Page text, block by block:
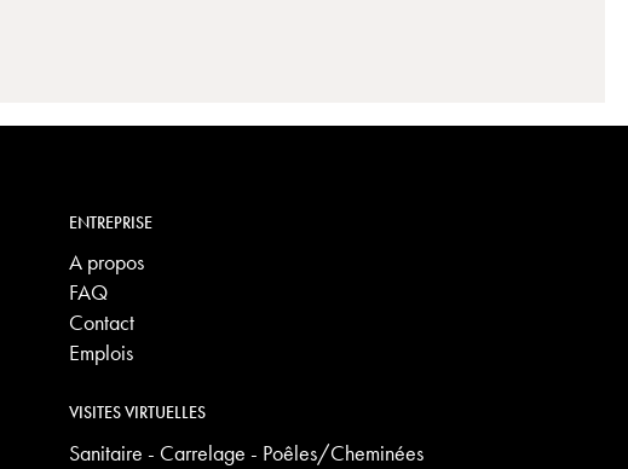
ENTREPRISE
A propos
FAQ
Contact
Emplois
VISITES VIRTUELLES
Sanitaire - Carrelage - Poêles/Cheminées